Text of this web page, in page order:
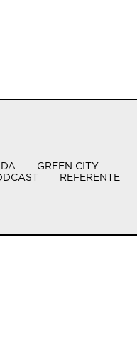
GREEN CITY
REFERENTE